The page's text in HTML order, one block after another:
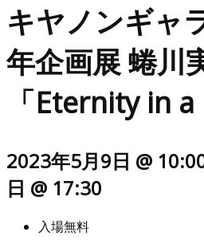
キヤノンギャ
年企画展 蜷川
「Eternity in
2023年5月9日 @
日 @ 17:30
入場無料